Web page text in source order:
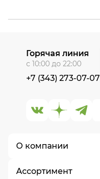
О компании
О нас
Ассортимент
Горячая линия
с 10:00 до 22:00
+7 (343) 273-07-07